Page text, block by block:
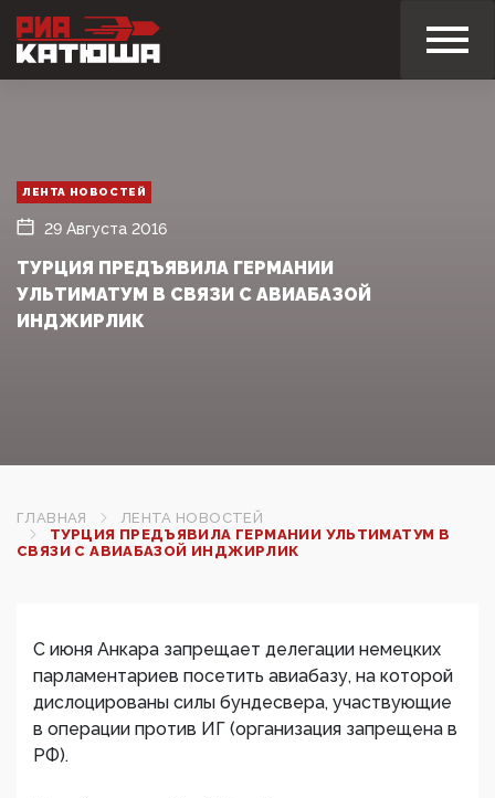
ЛЕНТА НОВОСТЕЙ
29 Августа 2016
ТУРЦИЯ ПРЕДЪЯВИЛА ГЕРМАНИИ
УЛЬТИМАТУМ В СВЯЗИ С АВИАБАЗОЙ
ИНДЖИРЛИК
ГЛАВНАЯ
ЛЕНТА НОВОСТЕЙ
ТУРЦИЯ ПРЕДЪЯВИЛА ГЕРМАНИИ УЛЬТИМАТУМ В
СВЯЗИ С АВИАБАЗОЙ ИНДЖИРЛИК
С июня Анкара запрещает делегации немецких
парламентариев посетить авиабазу, на которой
дислоцированы силы бундесвера, участвующие
в операции против ИГ (организация запрещена в
РФ).